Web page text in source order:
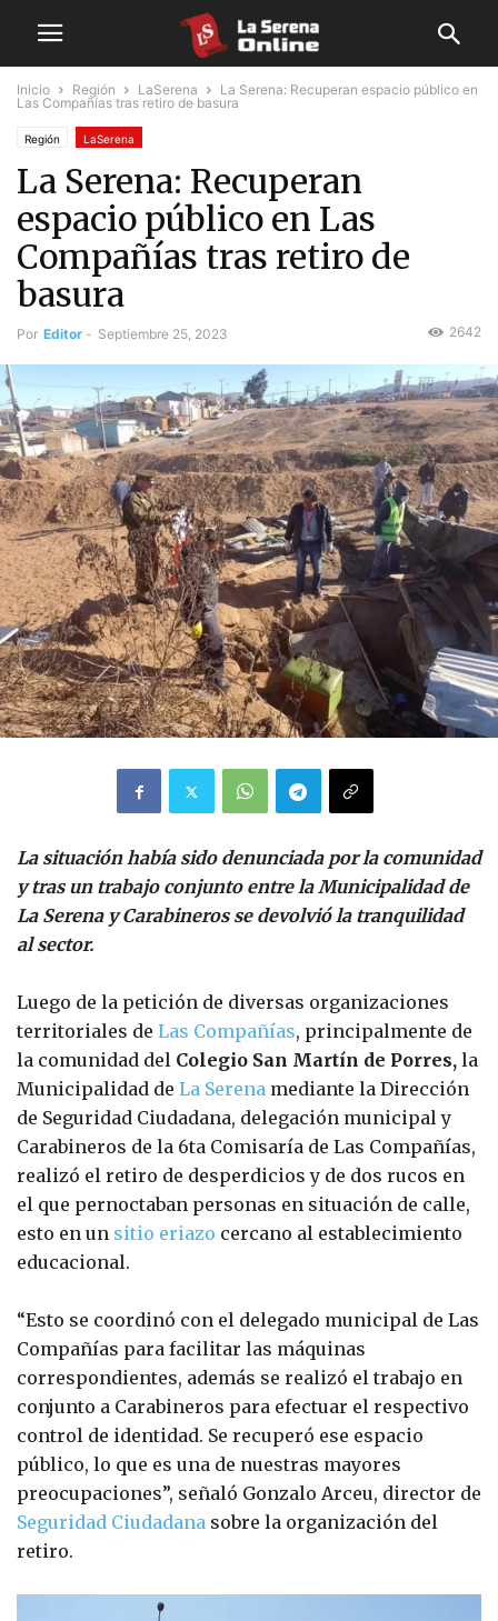
Inicio Región LaSerena
La Serena: Recuperan espacio público en
Las Compañías tras retiro de basura
Región LaSerena
La Serena: Recuperan
espacio público en Las
Compañías tras retiro de
basura
Por Editor - Septiembre 25, 2023 2642
La situación había sido denunciada por la comunidad
y tras un trabajo conjunto entre la Municipalidad de
La Serena y Carabineros se devolvió la tranquilidad
al sector.
Luego de la petición de diversas organizaciones
territoriales de Las Compañías, principalmente de
la comunidad del Colegio San Martín de Porres, la
Municipalidad de La Serena mediante la Dirección
de Seguridad Ciudadana, delegación municipal y
Carabineros de la 6ta Comisaría de Las Compañías,
realizó el retiro de desperdicios y de dos rucos en
el que pernoctaban personas en situación de calle,
esto en un sitio eriazo cercano al establecimiento
educacional.
“Esto se coordinó con el delegado municipal de Las
Compañías para facilitar las máquinas
correspondientes, además se realizó el trabajo en
conjunto a Carabineros para efectuar el respectivo
control de identidad. Se recuperó ese espacio
público, lo que es una de nuestras mayores
preocupaciones”, señaló Gonzalo Arceu, director de
Seguridad Ciudadana sobre la organización del
retiro.